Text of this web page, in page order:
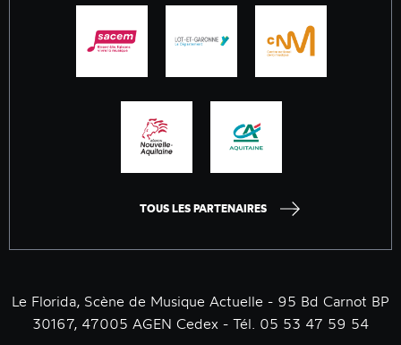
TOUS LES PARTENAIRES
Le Florida, Scène de Musique Actuelle - 95 Bd Carnot BP
30167, 47005 AGEN Cedex - Tél. 05 53 47 59 54